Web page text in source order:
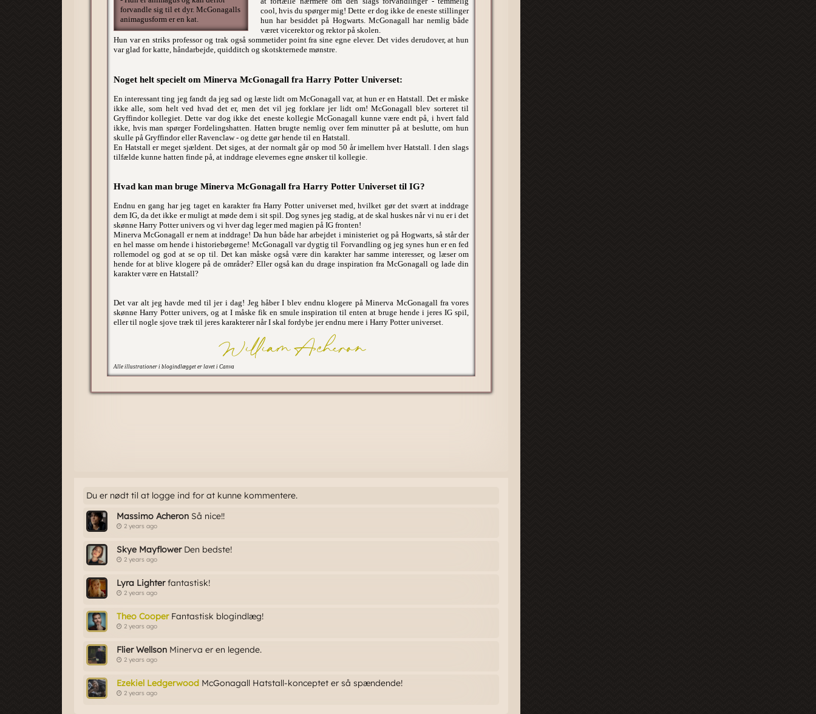
Du er nødt til at logge ind for at kunne kommentere.
Massimo Acheron Så nice!!
2 years ago
Skye MayflowerDen bedste!
2 years ago
Lyra Lighterfantastisk!
2 years ago
Theo CooperFantastisk blogindlæg!
2 years ago
Flier Wellson Minerva er en legende.
2 years ago
Ezekiel Ledgerwood McGonagall Hatstall-konceptet er så spændende!
2 years ago